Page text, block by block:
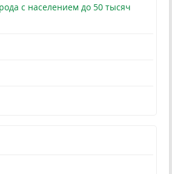
с населением до 50 тысяч